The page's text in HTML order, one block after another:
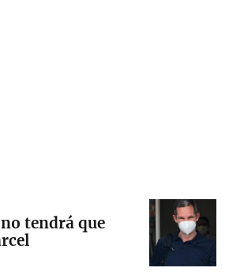
tendrá que